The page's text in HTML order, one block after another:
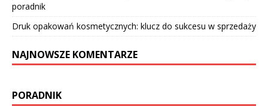
poradnik
Druk opakowań kosmetycznych: klucz do sukcesu w sprzedaży
NAJNOWSZE KOMENTARZE
PORADNIK